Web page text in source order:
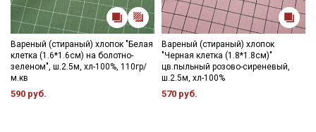
Вареный (стираный) хлопок "Белая
клетка (1.6*1.6см) на болотно-
зеленом", ш.2.5м, хл-100%, 110гр/
м.кв
590 руб.
Вареный (стираный) хлопок
"Черная клетка (1.8*1.8см)"
цв.пыльный розово-сиреневый,
ш.2.5м, хл-100%
570 руб.